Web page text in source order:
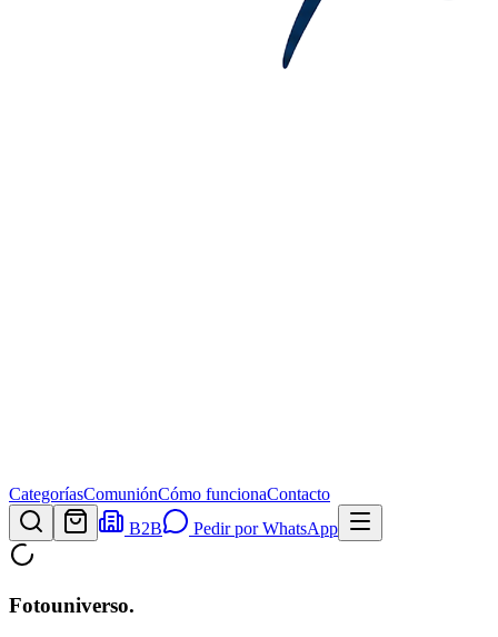
CategoríasComuniónCómo funcionaContacto
B2B
Pedir por WhatsApp
Fotouniverso.